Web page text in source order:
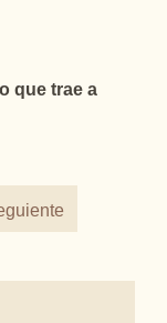
que trae a